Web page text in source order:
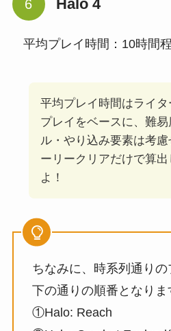
Halo 4
平均プレイ時間：10時間
平均プレイ時間はライ
プレイをベースに、難
ル・やり込み要素は考慮
ーリークリアだけで算出
よ！
ちなみに、時系列通り
下の通りの順番となりま
①Halo: Reach